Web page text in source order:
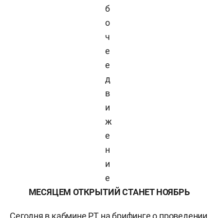
б
о
ч
е
е
д
в
и
ж
е
н
и
е
МЕСЯЦЕМ ОТКРЫТИЙ СТАНЕТ НОЯБРЬ
Сегодня в кабмине РТ на брифинге о проведении